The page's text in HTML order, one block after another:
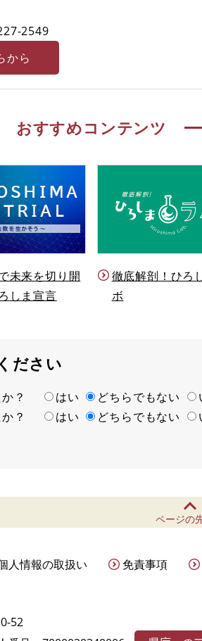
2549
から
おすすめコンテンツ
未来を切り開
しま宣言
徹底解剖！ひろ
ボ
ださい
か？ はい どちらでもない
か？ はい どちらでもない
ページの
人情報の取扱い 免責事項
52